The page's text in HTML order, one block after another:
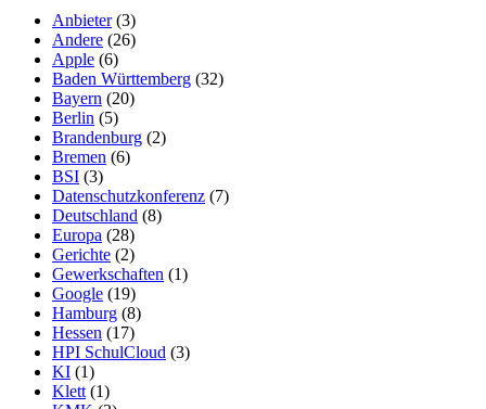
Anbieter(3)
Andere (26)
Apple (6)
Baden Württemberg (32)
Bayern (20)
Berlin (5)
Brandenburg (2)
Bremen (6)
BSI (3)
Datenschutzkonferenz (7)
Deutschland (8)
Europa (28)
Gerichte (2)
Gewerkschaften (1)
Google (19)
Hamburg (8)
Hessen (17)
HPI SchulCloud (3)
KI (1)
Klett (1)